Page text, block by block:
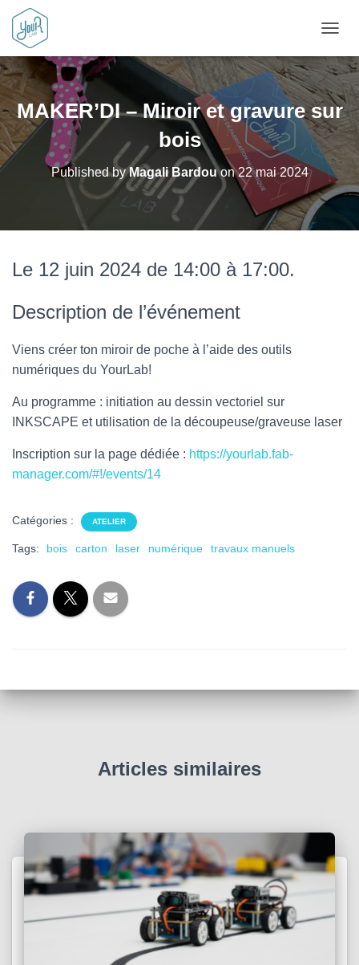
MAKER’DI – Miroir et gravure sur
bois
Published byMagali Bardouon22 mai 2024
Le 12 juin 2024 de 14:00 à 17:00.
Description de l’événement
Viens créer ton miroir de poche à l’aide des outils
numériques du YourLab!
Au programme : initiation au dessin vectoriel sur
INKSCAPE et utilisation de la découpeuse/graveuse laser
Inscription sur la page dédiée : https://yourlab.fab-
manager.com/#!/events/14
Catégories : ATELIER
Tags: bois carton laser numérique travaux manuels
Articles similaires